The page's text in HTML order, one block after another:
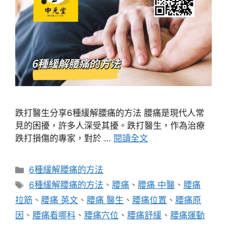
跌打醫生分享6種緩解腰痛的方法 腰痛是現代人常
見的困擾，許多人深受其擾。跌打醫生，作為治療
跌打損傷的專家，對於 … 閱讀全文
分
類
6種緩解腰痛的方法
標
籤
6種緩解腰痛的方法 、 腰痛 、 腰痛 中醫 、 腰痛
拉筋 、 腰痛 英文 、 腰痛 醫生 、 腰痛位置 、 腰痛原
因 、 腰痛看哪科 、 腰痛穴位 、 腰痛舒緩 、 腰痛運動